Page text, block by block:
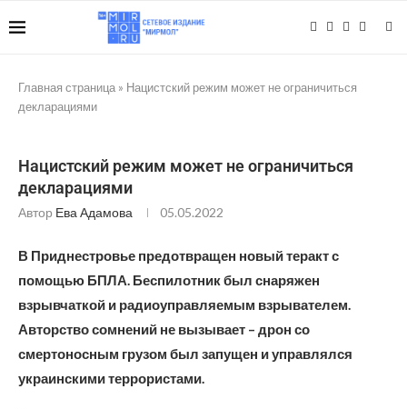
Главная страница » Нацистский режим может не ограничиться
декларациями
Нацистский режим может не ограничиться
декларациями
Автор Ева Адамова 05.05.2022
В Приднестровье предотвращен новый теракт с
помощью БПЛА. Беспилотник был снаряжен
взрывчаткой и радиоуправляемым взрывателем.
Авторство сомнений не вызывает – дрон со
смертоносным грузом был запущен и управлялся
украинскими террористами.